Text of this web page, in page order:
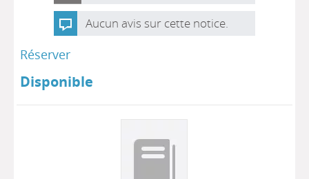
Aucun avis sur cette notice.
Réserver
Disponible